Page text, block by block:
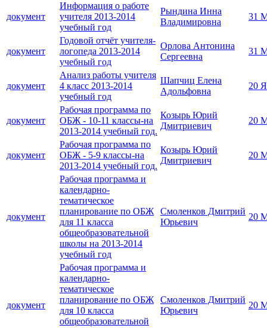
документ
Информация о работе
учителя 2013-2014
учебный год
Рындина Инна
Владимировна
31
документ
Годовой отчёт учителя-
логопеда 2013-2014
учебный год
Орлова Антонина
Сергеевна
31
документ
Анализ работы учителя
4 класс 2013-2014
учебный год
Шапчиц Елена
Адольфовна
20
документ
Рабочая программа по
ОБЖ - 10-11 классы-на
2013-2014 учебный год.
Козырь Юрий
Дмитриевич
20
документ
Рабочая программа по
ОБЖ - 5-9 классы-на
2013-2014 учебный год.
Козырь Юрий
Дмитриевич
20
документ
Рабочая программа и
календарно-
тематическое
планирование по ОБЖ
для 11 класса
общеобразовательной
школы на 2013-2014
учебный год
Смоленков Дмитрий
Юрьевич
20
документ
Рабочая программа и
календарно-
тематическое
планирование по ОБЖ
для 10 класса
общеобразовательной
Смоленков Дмитрий
Юрьевич
20